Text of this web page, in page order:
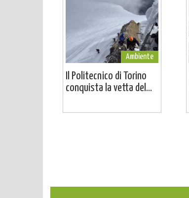
Ambiente
Il Politecnico di Torino
conquista la vetta del...